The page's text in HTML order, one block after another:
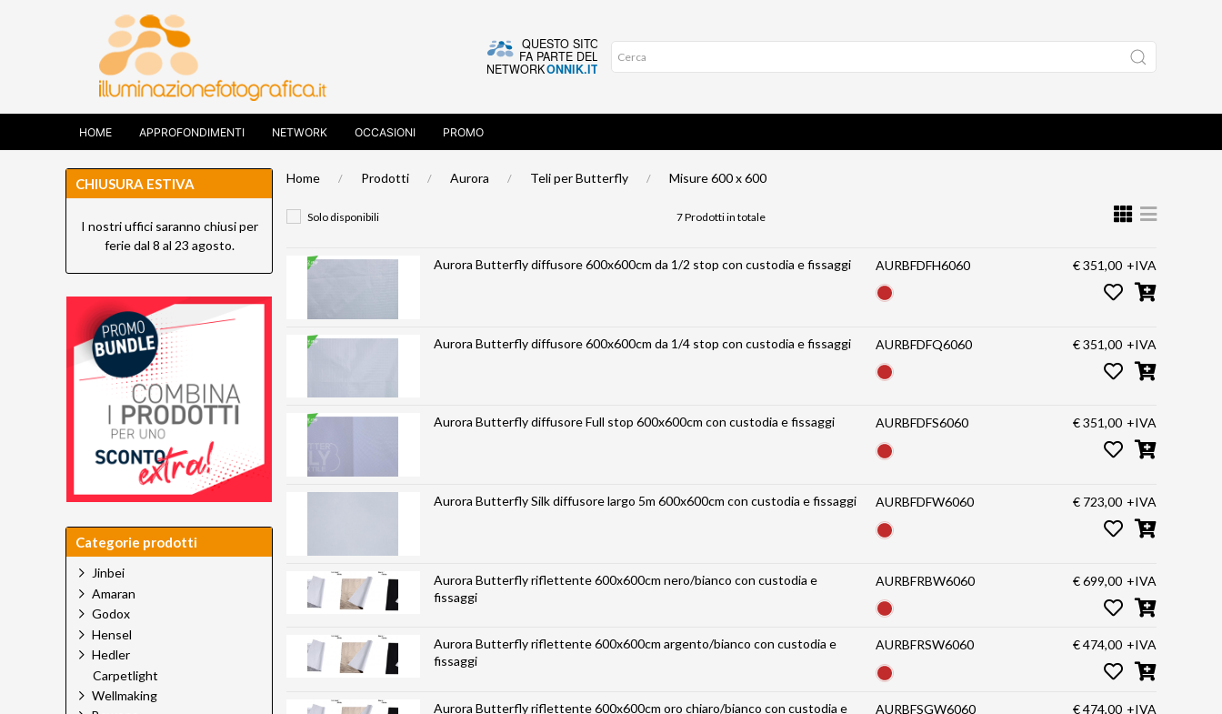
HOME APPROFONDIMENTI NETWORK OCCASIONI PROMO
Home Prodotti Aurora Teli per Butterfly Misure 600 x 600
Solo disponibili 7 Prodotti in totale
Aurora Butterfly diffusore 600x600cm da 1/2 stop con custodia e fissaggi AURBFDFH6060 € 351,00 +IVA
Aurora Butterfly diffusore 600x600cm da 1/4 stop con custodia e fissaggi AURBFDFQ6060 € 351,00 +IVA
Aurora Butterfly diffusore Full stop 600x600cm con custodia e fissaggi AURBFDFS6060 € 351,00 +IVA
Aurora Butterfly Silk diffusore largo 5m 600x600cm con custodia e fissaggi AURBFDFW6060 € 723,00 +IVA
Aurora Butterfly riflettente 600x600cm nero/bianco con custodia e
fissaggi
AURBFRBW6060 € 699,00 +IVA
Aurora Butterfly riflettente 600x600cm argento/bianco con custodia e
fissaggi
AURBFRSW6060 € 474,00 +IVA
Aurora Butterfly riflettente 600x600cm oro chiaro/bianco con custodia e
AURBFSGW6060 € 474,00 +IVA
CHIUSURA ESTIVA
I nostri uffici saranno chiusi per
ferie dal 8 al 23 agosto.
Categorie prodotti
Jinbei
Amaran
Godox
Hensel
Hedler
Carpetlight
Wellmaking